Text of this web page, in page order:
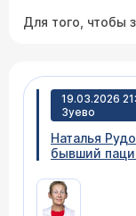
Для того, чтобы
19.03.2026
Зуево
Наталья
бывший
первая